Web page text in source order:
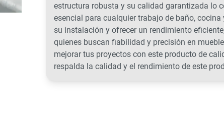
estructura robusta y su calidad garantizada lo
esencial para cualquier trabajo de baño,
su instalación y ofrecer un rendimiento
quienes buscan fiabilidad y precisión en
mejorar tus proyectos con este producto de
respalda la calidad y el rendimiento de este